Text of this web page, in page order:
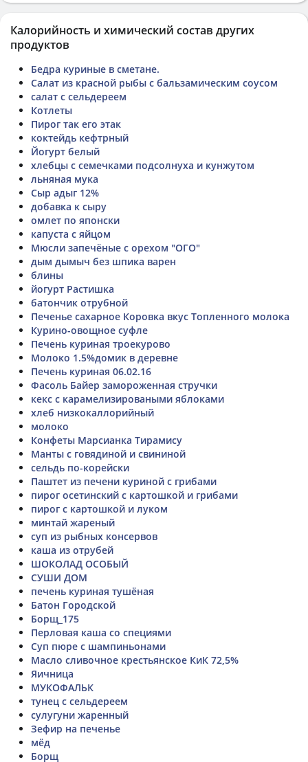
Калорийность и химический состав других
продуктов
Бедра куриные в сметане.
Салат из красной рыбы с бальзамическим соусом
салат с сельдереем
Котлеты
Пирог так его этак
коктейдь кефтрный
Йогурт белый
хлебцы с семечками подсолнуха и кунжутом
льняная мука
Сыр адыг 12%
добавка к сыру
омлет по японски
капуста с яйцом
Мюсли запечёные с орехом "ОГО"
дым дымыч без шпика варен
блины
йогурт Растишка
батончик отрубной
Печенье сахарное Коровка вкус Топленного молока
Курино-овощное суфле
Печень куриная троекурово
Молоко 1.5%домик в деревне
Печень куриная 06.02.16
Фасоль Байер замороженная стручки
кекс с карамелизироваными яблоками
хлеб низкокаллорийный
молоко
Конфеты Марсианка Тирамису
Манты с говядиной и свининой
сельдь по-корейски
Паштет из печени куриной с грибами
пирог осетинский с картошкой и грибами
пирог с картошкой и луком
минтай жареный
суп из рыбных консервов
каша из отрубей
ШОКОЛАД ОСОБЫЙ
СУШИ ДОМ
печень куриная тушёная
Батон Городской
Борщ_175
Перловая каша со специями
Суп пюре с шампиньонами
Масло сливочное крестьянское КиК 72,5%
Яичница
МУКОФАЛЬК
тунец с сельдереем
сулугуни жаренный
Зефир на печенье
мёд
Борщ